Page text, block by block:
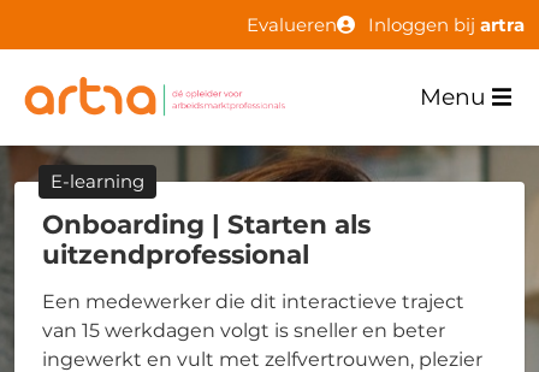
Evalueren Inloggen bij artra
Menu
E-learning
Onboarding | Starten als
uitzendprofessional
Een medewerker die dit interactieve traject
van 15 werkdagen volgt is sneller en beter
ingewerkt en vult met zelfvertrouwen, plezier